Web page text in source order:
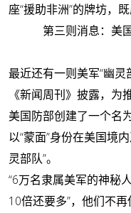
座“援助非洲”的牌坊，
第三则消息：美
最近还有一则美军“幽
《新闻周刊》披露，为
美国防部创建了一个名
以“蒙面”身份在美国境
灵部队”。
“6万名隶属美军的神秘
10倍还要多”，他们不